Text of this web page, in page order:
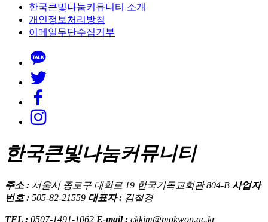
한국큰빛나눔커뮤니티 소개
개인정보처리방침
이메일무단수집거부
한국큰빛나눔커뮤니티
주소 : 서울시 종로구 대학로 19 한국기독교회관 804-B 사업자
번호 : 505-82-21559 대표자 : 김철경
TEL : 0507-1491-1062 E-mail : ckkim@mokwon.ac.kr